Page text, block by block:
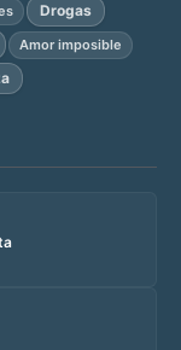
Drogas
Amor imposible